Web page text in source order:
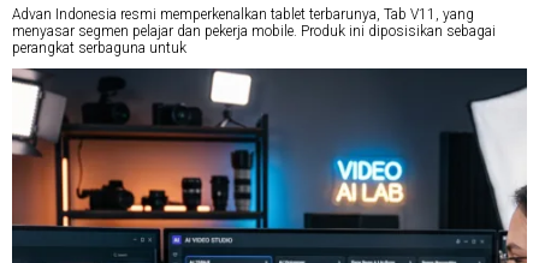
Advan Indonesia resmi memperkenalkan tablet terbarunya, Tab V11, yang
menyasar segmen pelajar dan pekerja mobile. Produk ini diposisikan sebagai
perangkat serbaguna untuk